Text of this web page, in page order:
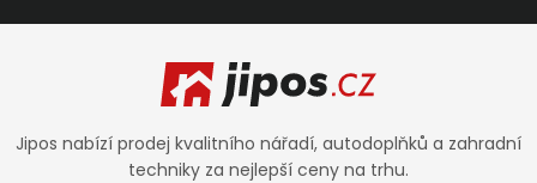
Jipos nabízí prodej kvalitního nářadí, autodoplňků a zahradní
techniky za nejlepší ceny na trhu.